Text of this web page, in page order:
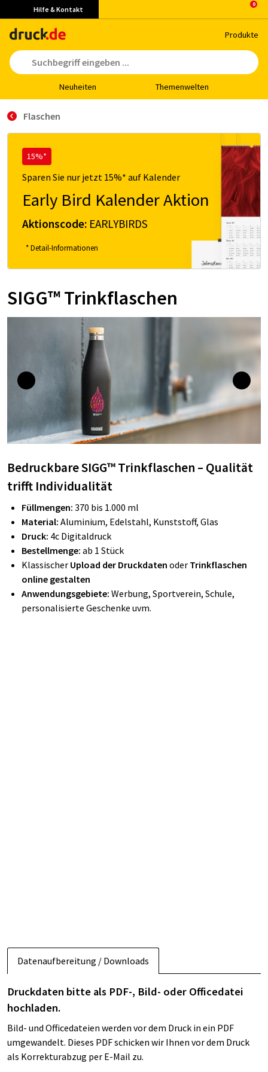
Hilfe & Kontakt
Pro­duk­te
Neu­hei­ten The­men­wel­ten
Flaschen
15%*
Sparen Sie nur jetzt 15%* auf Kalender
Early Bird Kalender Aktion
Aktionscode: EARLYBIRDS
* Detail-Informationen
SIGG™ Trinkflaschen
Bedruckbare SIGG™ Trinkflaschen – Qualität
trifft Individualität
Füllmengen: 370 bis 1.000 ml
Material: Aluminium, Edelstahl, Kunststoff, Glas
Druck: 4c Digitaldruck
Bestellmenge: ab 1 Stück
Klassischer Upload der Druckdaten oder Trinkflaschen
online gestalten
Anwendungsgebiete: Werbung, Sportverein, Schule,
personalisierte Geschenke uvm.
Datenaufbereitung / Downloads
Druckdaten bitte als PDF-, Bild- oder Officedatei
hochladen.
Bild- und Officedateien werden vor dem Druck in ein PDF
umgewandelt. Dieses PDF schicken wir Ihnen vor dem Druck
als Korrekturabzug per E-Mail zu.